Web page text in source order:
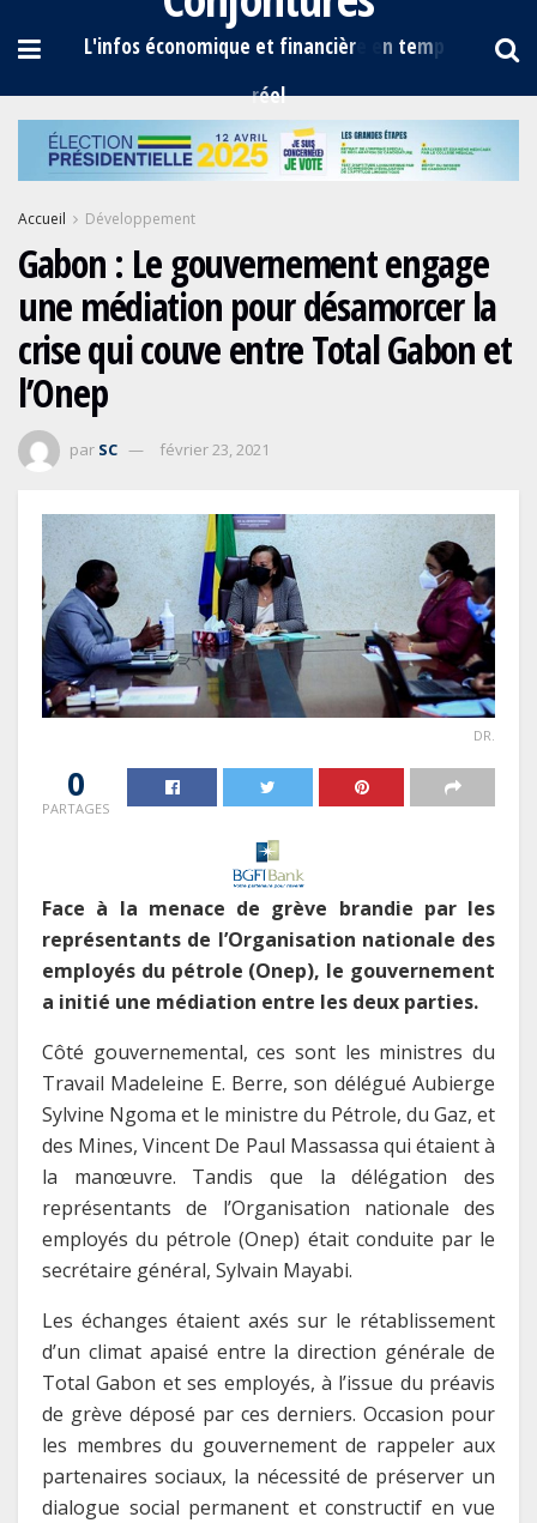
Accueil Développement
Gabon : Le gouvernement engage
une médiation pour désamorcer la
crise qui couve entre Total Gabon et
l’Onep
par SC février 23, 2021
DR.
0
PARTAGES
Face à la menace de grève brandie par les
représentants de l’Organisation nationale des
employés du pétrole (Onep), le gouvernement
a initié une médiation entre les deux parties.
Côté gouvernemental, ces sont les ministres du
Travail Madeleine E. Berre, son délégué Aubierge
Sylvine Ngoma et le ministre du Pétrole, du Gaz, et
des Mines, Vincent De Paul Massassa qui étaient à
la manœuvre. Tandis que la délégation des
représentants de l’Organisation nationale des
employés du pétrole (Onep) était conduite par le
secrétaire général, Sylvain Mayabi.
Les échanges étaient axés sur le rétablissement
d’un climat apaisé entre la direction générale de
Total Gabon et ses employés, à l’issue du préavis
de grève déposé par ces derniers. Occasion pour
les membres du gouvernement de rappeler aux
partenaires sociaux, la nécessité de préserver un
dialogue social permanent et constructif en vue